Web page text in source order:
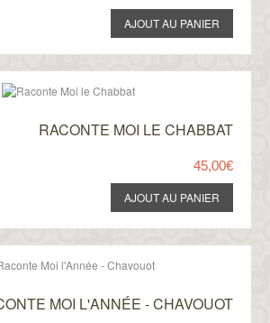
RACONTE MOI LE CHABBAT
45,00€
MOI L'ANNÉE - CHAVOUOT